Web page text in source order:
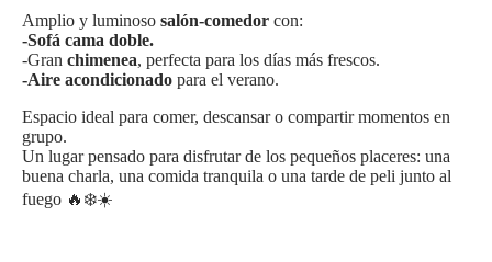
Amplio y luminoso salón-comedor con:
-Sofá cama doble.
-Gran chimenea, perfecta para los días más frescos.
-Aire acondicionado para el verano.
Espacio ideal para comer, descansar o compartir momentos en
grupo.
Un lugar pensado para disfrutar de los pequeños placeres: una
buena charla, una comida tranquila o una tarde de peli junto al
fuego 🔥❄️☀️